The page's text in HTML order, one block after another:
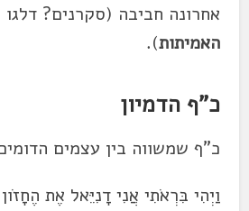
אחרונה חביבה (סקרנים?
האמיתות).
כ"ף הדמיון
כ"ף שמשווה בין עצמים
וַיְהִי בִּרְאֹתִי אֲנִי דָנִיֵּאל אֶת